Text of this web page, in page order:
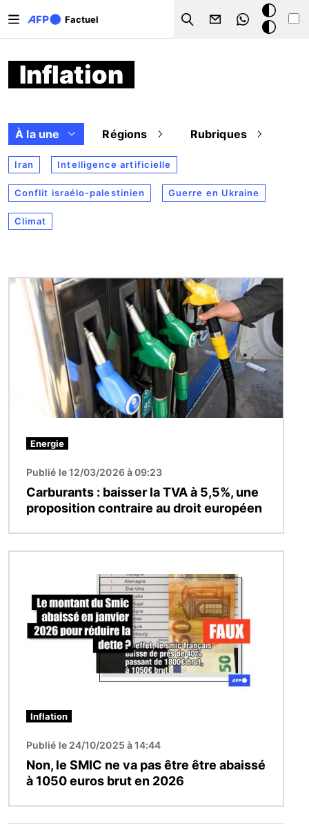
Factuel
Search
Mode
sombre
Inflation
À la une Régions Rubriques
Iran Intelligence artificielle
Conflit israélo-palestinien Guerre en Ukraine
Climat
Image
Energie
Publié le 12/03/2026 à 09:23
Carburants : baisser la TVA à 5,5%, une
proposition contraire au droit européen
Inflation
Publié le 24/10/2025 à 14:44
Non, le SMIC ne va pas être être abaissé
à 1050 euros brut en 2026